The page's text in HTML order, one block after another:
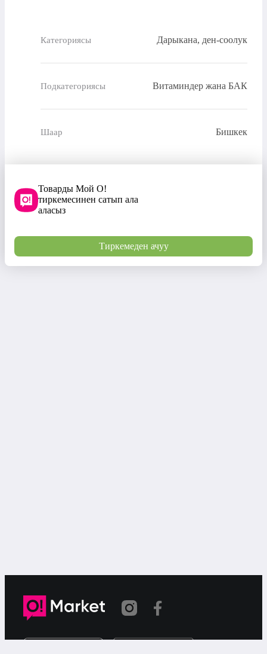
Категориясы Дарыкана, ден-соолук
Подкатегориясы Витаминдер жана БАК
Шаар Бишкек
Товарды Мой О!
тиркемесинен сатып ала
аласыз
Тиркемеден ачуу